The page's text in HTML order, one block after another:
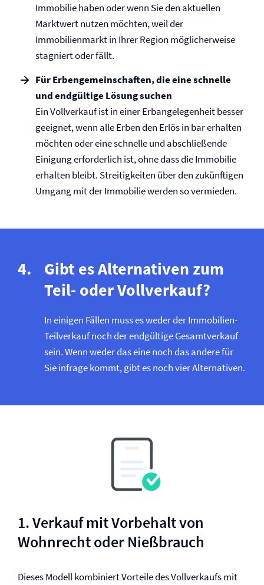
Immobilie haben oder wenn Sie den aktuellen
Marktwert nutzen möchten, weil der
Immobilienmarkt in Ihrer Region möglicherweise
stagniert oder fällt.
Für Erben­gemeinschaften, die eine schnelle
und endgültige Lösung suchen
Ein Vollverkauf ist in einer Erbangelegenheit besser
geeignet, wenn alle Erben den Erlös in bar erhalten
möchten oder eine schnelle und abschließende
Einigung erforderlich ist, ohne dass die Immobilie
erhalten bleibt. Streitigkeiten über den zukünftigen
Umgang mit der Immobilie werden so vermieden.
Gibt es Alternativen zum
Teil- oder Vollverkauf?
In einigen Fällen muss es weder der Immobilien-
Teilverkauf noch der endgültige Gesamtverkauf
sein. Wenn weder das eine noch das andere für
Sie infrage kommt, gibt es noch vier Alternativen.
1. Verkauf mit Vorbehalt von
Wohnrecht oder Nießbrauch
Dieses Modell kombiniert Vorteile des Vollverkaufs mit